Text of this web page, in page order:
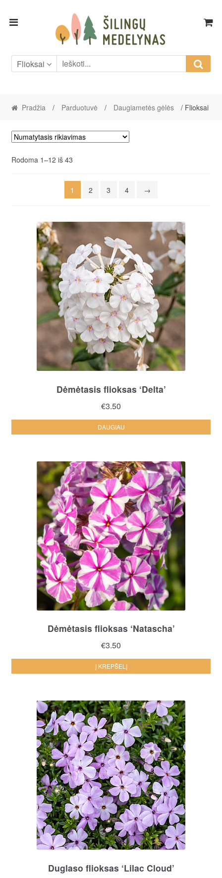
Skip
Skip
Flioksai
Pradžia / Parduotuvė / Daugiametės gėlės / Flioksai
Rodoma 1–12 iš 43
1 2 3 4 →
Dėmėtasis flioksas ‘Delta’
€3.50
DAUGIAU
Dėmėtasis flioksas ‘Natascha’
€3.50
Į KREPŠELĮ
Duglaso flioksas ‘Lilac Cloud’